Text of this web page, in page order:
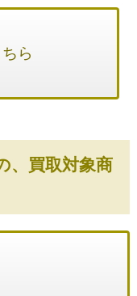
ら
、買取対象商